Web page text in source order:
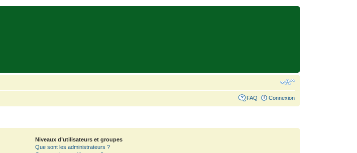
FAQ Connexion
Niveaux d’utilisateurs et groupes
Que sont les administrateurs ?